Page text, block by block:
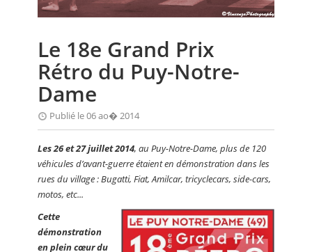
ANNUAIRES
PETITES ANNONCES
Le 18e Grand Prix
Rétro du Puy-Notre-
Dame
Publié le 06 ao� 2014
Les 26 et 27 juillet 2014, au Puy-Notre-Dame, plus de 120
véhicules d’avant-guerre étaient en démonstration dans les
rues du village : Bugatti, Fiat, Amilcar, tricyclecars, side-cars,
motos, etc...
Cette
démonstration
en plein cœur du